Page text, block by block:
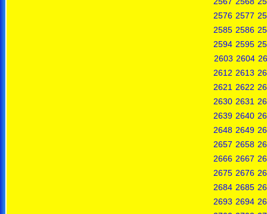
2576 2577
2585 2586
2594 2595
2603 2604
2612 2613
2621 2622
2630 2631
2639 2640
2648 2649
2657 2658
2666 2667
2675 2676
2684 2685
2693 2694